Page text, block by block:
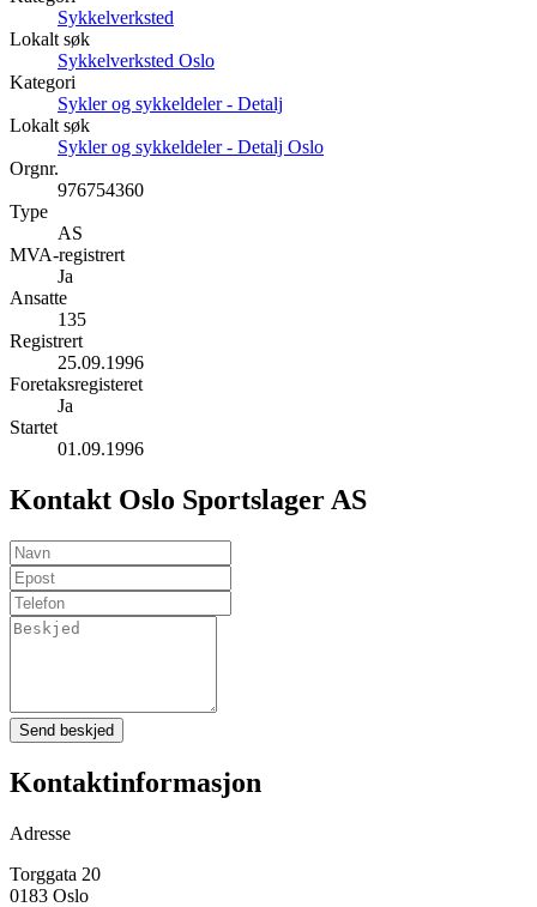
Sykkelverksted
Lokalt søk
Sykkelverksted Oslo
Kategori
Sykler og sykkeldeler - Detalj
Lokalt søk
Sykler og sykkeldeler - Detalj Oslo
Orgnr.
976754360
Type
AS
MVA-registrert
Ja
Ansatte
135
Registrert
25.09.1996
Foretaksregisteret
Ja
Startet
01.09.1996
Kontakt Oslo Sportslager AS
Send beskjed
Kontaktinformasjon
Adresse
Torggata 20
0183 Oslo